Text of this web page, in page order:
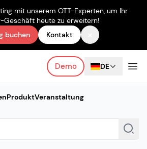
mit unserem OTT-Experten, um Ihr
Geschäft heute zu erweitern!
buchen
Kontakt
Demo DE
ProduktVeranstaltung